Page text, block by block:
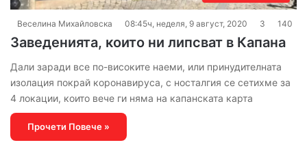
Веселина Михайловска 08:45ч, неделя, 9 август, 2020 3 140
Заведенията, които ни липсват в Капана
Дали заради все по-високите наеми, или принудителната
изолация покрай коронавируса, с носталгия се сетихме за
4 локации, които вече ги няма на капанската карта
Прочети Повече »